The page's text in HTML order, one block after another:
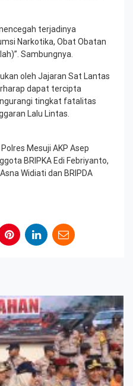
terjadinya
Narkotika, Obat Obatan
Sambungnya.
oleh Jajaran Sat Lantas
dapat tercipta
tingkat fatalitas
Lalu Lintas.
Mesuji AKP Asep
BRIPKA Edi Febriyanto,
Widiati dan BRIPDA